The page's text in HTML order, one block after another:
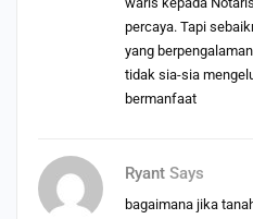
percaya. Tapi
yang
tidak sia-sia
bermanfaat
Ryant Says
bagaimana jika